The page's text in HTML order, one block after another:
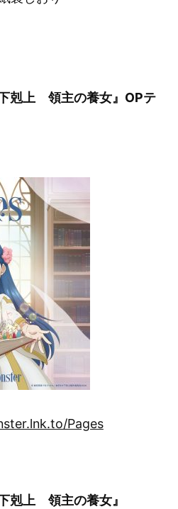
剋上 領主の養女』OPテ
Pages
剋上 領主の養女』